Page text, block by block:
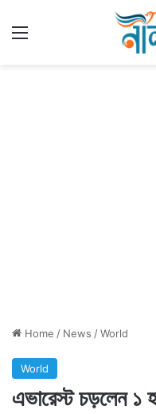
Home / News /World
World
এভারেস্ট চড়লেন ১